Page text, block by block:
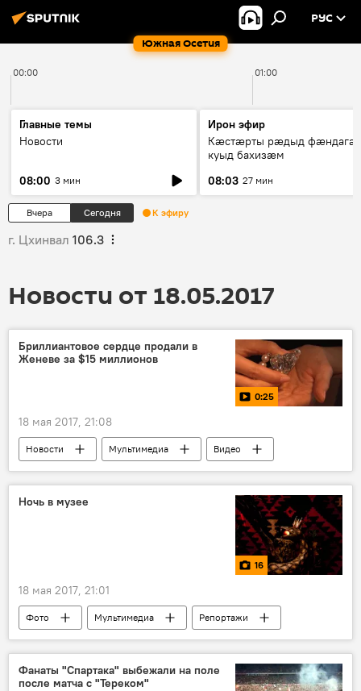
Южная Осетия
РУС
00:00 01:00
Главные темы
Новости
08:00 3 мин
Ирон эфир
Кæстæрты рæдыд
куыд бахизæм
08:03 27 мин
Вчера Сегодня К эфиру
г. Цхинвал 106.3
Новости от 18.05.2017
Бриллиантовое сердце продали в
Женеве за $15 миллионов
0:25
18 мая 2017, 21:08
Новости Мультимедиа Видео
Ночь в музее
16
18 мая 2017, 21:01
Фото Мультимедиа
Репортажи
Южная Осетия
Фанаты "Спартака" выбежали на поле
после матча с "Тереком"